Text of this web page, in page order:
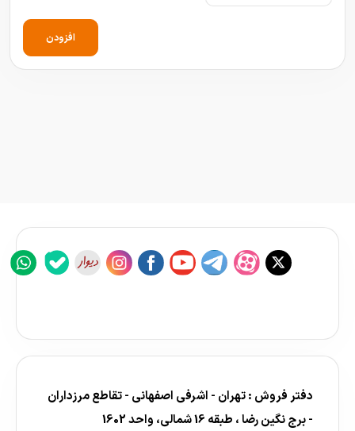
افزودن
دفتر فروش : تهران - اشرفی اصفهانی - تقاطع مرزداران
- برج نگین رضا ، طبقه 16 شمالی، واحد 1602